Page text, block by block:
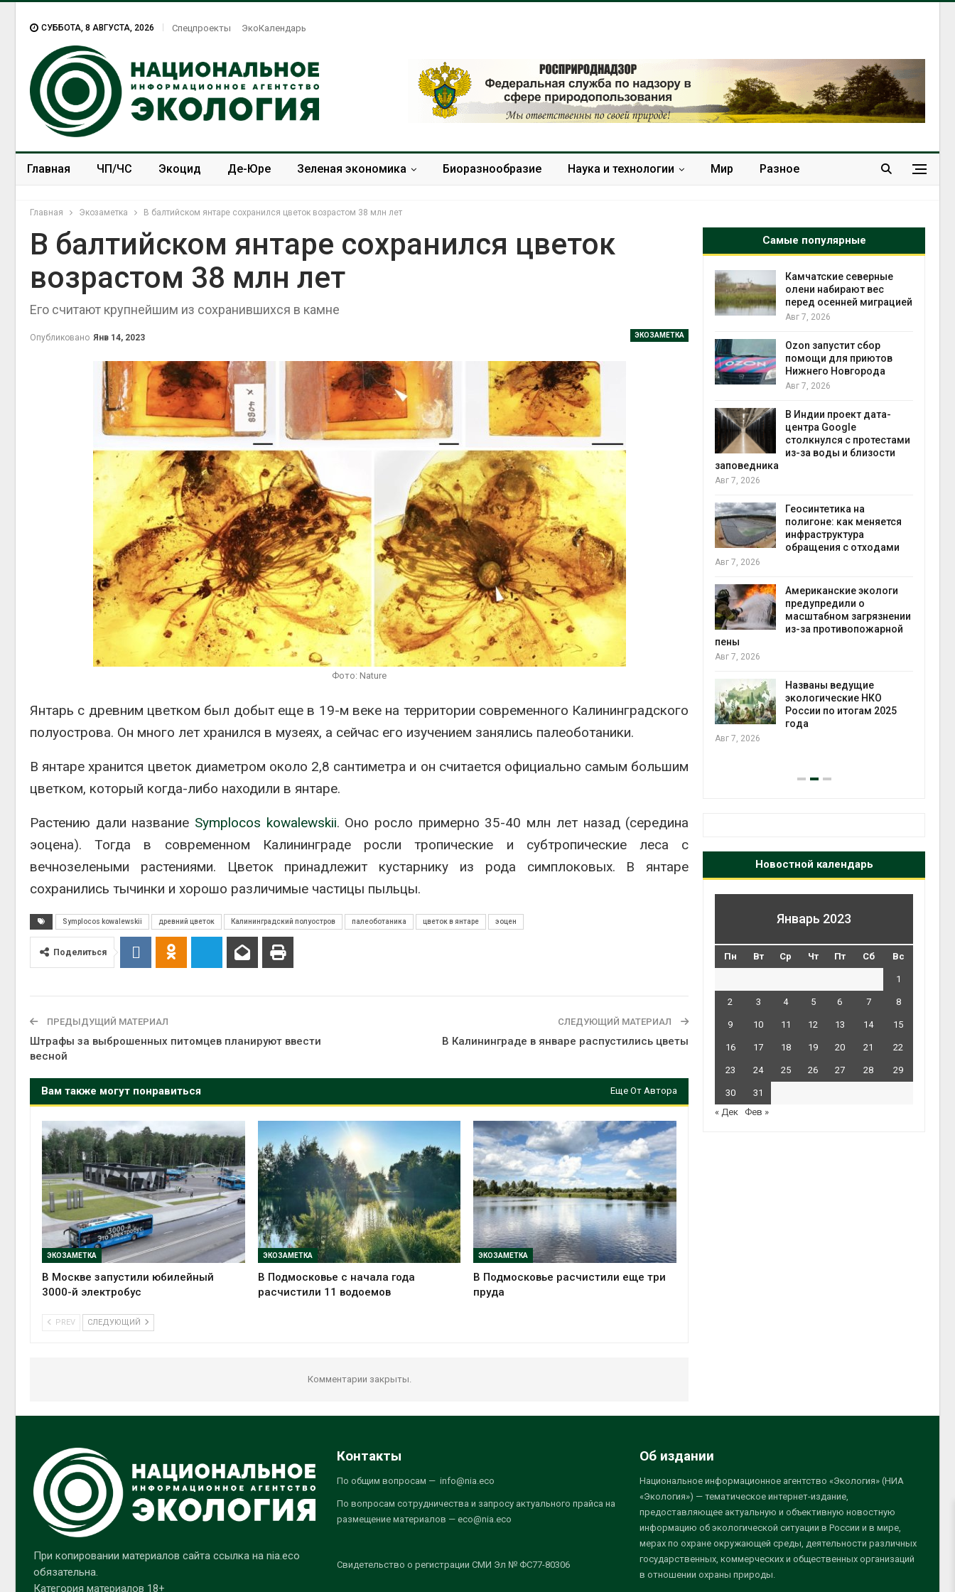
СУББОТА, 8 АВГУСТА, 2026 Спецпроекты ЭкоКалендарь
Главная ЧП/ЧС Экоцид Де-Юре Зеленая экономика Биоразнообразие Наука и технологии Мир Разное
Главная Экозаметка В балтийском янтаре сохранился цветок возрастом 38 млн лет
В балтийском янтаре сохранился цветок
возрастом 38 млн лет
Его считают крупнейшим из сохранившихся в камне
ЭКОЗАМЕТКА
Опубликовано Янв 14, 2023
Фото: Nature
Янтарь с древним цветком был добыт еще в 19-м веке на территории современного Калининградского
полуострова. Он много лет хранился в музеях, а сейчас его изучением занялись палеоботаники.
В янтаре хранится цветок диаметром около 2,8 сантиметра и он считается официально самым большим
цветком, который когда-либо находили в янтаре.
Растению дали название Symplocos kowalewskii. Оно росло примерно 35-40 млн лет назад (середина
эоцена). Тогда в современном Калининграде росли тропические и субтропические леса с
вечнозелеными растениями. Цветок принадлежит кустарнику из рода симплоковых. В янтаре
сохранились тычинки и хорошо различимые частицы пыльцы.
Symplocos kowalewskii древний цветок Калининградский полуостров палеоботаника цветок в янтаре эоцен
Поделиться
ПРЕДЫДУЩИЙ МАТЕРИАЛ
Штрафы за выброшенных питомцев планируют ввести
весной
СЛЕДУЮЩИЙ МАТЕРИАЛ
В Калининграде в январе распустились цветы
Вам также могут понравиться Еще От Автора
ЭКОЗАМЕТКА
В Москве запустили юбилейный
3000-й электробус
ЭКОЗАМЕТКА
В Подмосковье с начала года
расчистили 11 водоемов
ЭКОЗАМЕТКА
В Подмосковье расчистили еще три
пруда
PREV СЛЕДУЮЩИЙ
Комментарии закрыты.
Самые популярные
Солнечные панели над
каналами позволяют
одновременно
вырабатывать энергию и
экономить воду
Авг 7, 2026
Дождевая вода с крыш
может помочь городам
переживать жару
Авг 7, 2026
Минприроды
потребовало ускорить
строительство мусорных
объектов и уборку
контейнерных площадок
Авг 7, 2026
Панамский канал вновь
ограничивает загрузку
судов из-за дефицита
пресной воды
В китайской провинции
эвакуировали более 140
Авг 6, 2026
экологический контроль
в России фактически
ушёл от проверок к
наблюдению
Авг 8, 2026
Южная Корея ускорит
развитие солнечной
энергетики из-за роста
спроса со стороны ИИ
Авг 7, 2026
Приток воды в
водохранилища Волги и
Камы в августе может
превысить норму почти в
полтора раза
Авг 7, 2026
Евросоюз потребовал
увеличить вложения в
защиту природы на фоне
роста ущерба от пожаров
Дом из старых шин
кондиционера и почти
Авг 7, 2026
Камчатские северные
олени набирают вес
перед осенней миграцией
Авг 7, 2026
Ozon запустит сбор
помощи для приютов
Нижнего Новгорода
Авг 7, 2026
В Индии проект дата-
центра Google
столкнулся с протестами
из-за воды и близости
заповедника
Авг 7, 2026
Геосинтетика на
полигоне: как меняется
инфраструктура
обращения с отходами
Авг 7, 2026
Американские экологи
предупредили о
масштабном загрязнении
из-за противопожарной
пены
Авг 7, 2026
Названы ведущие
экологические НКО
России по итогам 2025
года
Авг 7, 2026
Новостной календарь
Январь 2023
Пн Вт Ср Чт Пт Сб Вс
1
2 3 4 5 6 7 8
9 10 11 12 13 14 15
16 17 18 19 20 21 22
23 24 25 26 27 28 29
30
31
« Дек
Фев »
При копировании материалов сайта ссылка на nia.eco
обязательна.
Категория материалов 18+
Контакты
По общим вопросам — info@nia.eco
По вопросам сотрудничества и запросу актуального прайса на
размещение материалов — eco@nia.eco
Свидетельство о регистрации СМИ Эл № ФС77-80306
Об издании
Национальное информационное агентство «Экология» (НИА
«Экология») — тематическое интернет-издание,
предоставляющее актуальную и объективную новостную
информацию об экологической ситуации в России и в мире,
мерах по охране окружающей среды, деятельности различных
государственных, коммерческих и общественных организаций
в отношении охраны природы.